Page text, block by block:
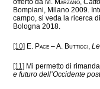
Bompiani, Milano 2009.
campo, si veda la ricerca di
Bologna 2018.
[10] E. Pace – A. Butticci ,
[11] Mi permetto di
e futuro dell’Occidente